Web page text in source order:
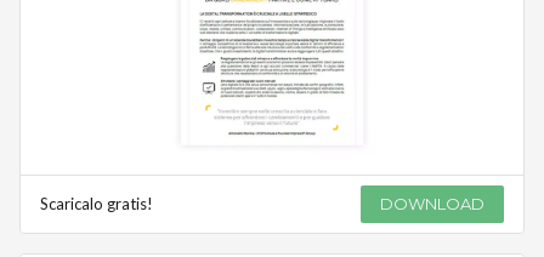
Scaricalo gratis! DOWNLOAD